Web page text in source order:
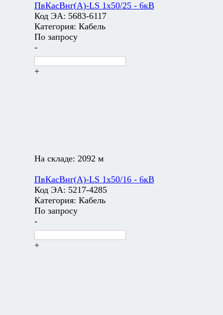
ПвКасВнг(А)-LS 1х50/25 - 6кВ
Код ЭА: 5683-6117
Категория: Кабель
По запросу
-
+
На складе: 2092 м
ПвКасВнг(А)-LS 1х50/16 - 6кВ
Код ЭА: 5217-4285
Категория: Кабель
По запросу
-
+